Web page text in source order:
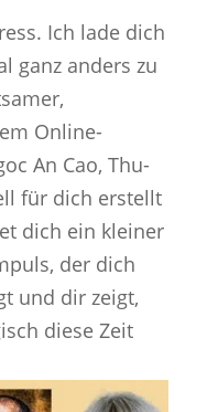
Ich lade dich
ganz anders zu
Online-
An Cao, Thu-
für dich erstellt
dich ein kleiner
der dich
und dir zeigt,
diese Zeit